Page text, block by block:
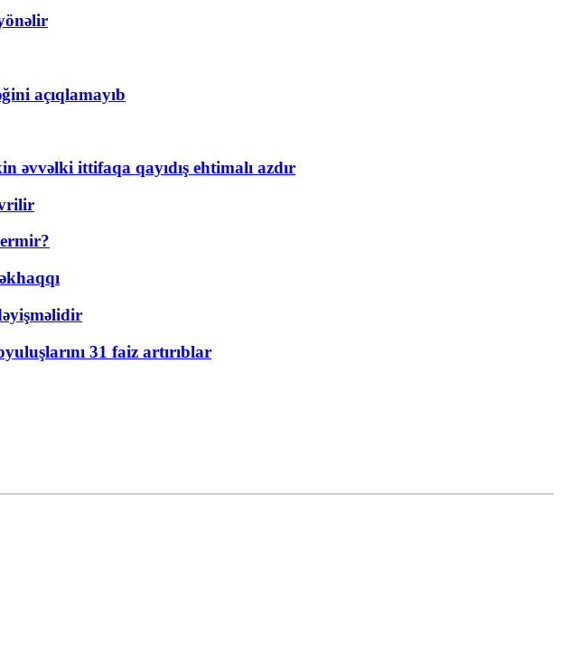
açıqlamayıb
əvvəlki ittifaqa qayıdış ehtimalı azdır
31 faiz artırıblar